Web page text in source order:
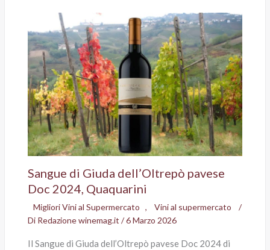
Sangue di Giuda dell’Oltrepò pavese
Doc 2024, Quaquarini
Migliori Vini al Supermercato , Vini al supermercato
/
Di Redazione winemag.it /6 Marzo 2026
Il Sangue di Giuda dell’Oltrepò pavese Doc 2024 di